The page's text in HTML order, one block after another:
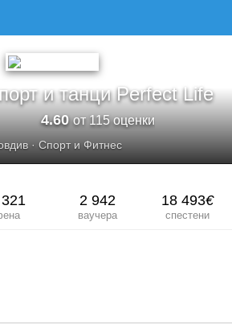
и танци Perfect Life
4.60от 115 оценки
· Спорт и Фитнес
2 942
ваучера
18 493€
спестени